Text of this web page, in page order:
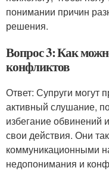
понимании причин
решения.
Вопрос 3: Как
конфликтов
Ответ: Супруги могут
активный слушание,
избегание обвинений
свои действия. Они
коммуникационными
недопонимания и